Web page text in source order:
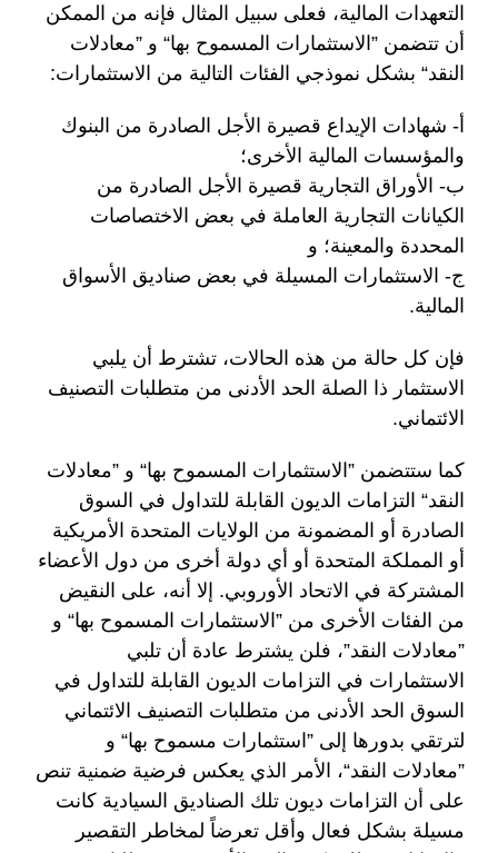
التعهدات المالية، فعلى سبيل المثال فإنه من الممكن
أن تتضمن ”الاستثمارات المسموح بها“ و ”معادلات
النقد“ بشكل نموذجي الفئات التالية من الاستثمارات:
‌أ- شهادات الإيداع قصيرة الأجل الصادرة من البنوك
والمؤسسات المالية الأخرى؛
‌ب- الأوراق التجارية قصيرة الأجل الصادرة من
الكيانات التجارية العاملة في بعض الاختصاصات
المحددة والمعينة؛ و
‌ج- الاستثمارات المسيلة في بعض صناديق الأسواق
المالية.
فإن كل حالة من هذه الحالات، تشترط أن يلبي
الاستثمار ذا الصلة الحد الأدنى من متطلبات التصنيف
الائتماني.
كما ستتضمن ”الاستثمارات المسموح بها“ و ”معادلات
النقد“ التزامات الديون القابلة للتداول في السوق
الصادرة أو المضمونة من الولايات المتحدة الأمريكية
أو المملكة المتحدة أو أي دولة أخرى من دول الأعضاء
المشتركة في الاتحاد الأوروبي. إلا أنه، على النقيض
من الفئات الأخرى من ”الاستثمارات المسموح بها“ و
”معادلات النقد”، فلن يشترط عادة أن تلبي
الاستثمارات في التزامات الديون القابلة للتداول في
السوق الحد الأدنى من متطلبات التصنيف الائتماني
لترتقي بدورها إلى ”استثمارات مسموح بها“ و
”معادلات النقد“، الأمر الذي يعكس فرضية ضمنية تنص
على أن التزامات ديون تلك الصناديق السيادية كانت
مسيلة بشكل فعال وأقل تعرضاً لمخاطر التقصير